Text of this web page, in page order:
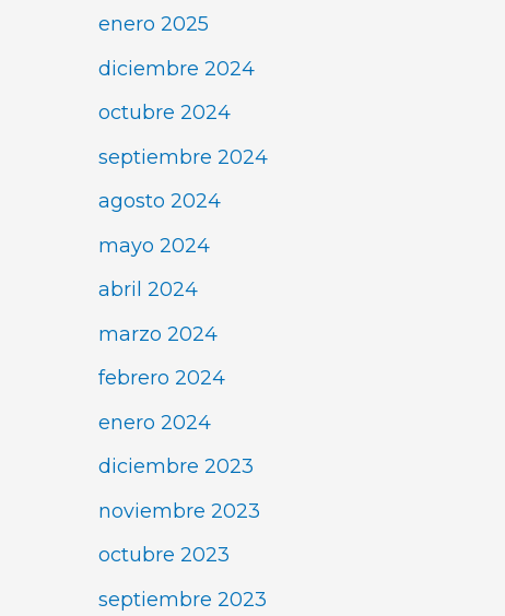
enero 2025
diciembre 2024
octubre 2024
septiembre 2024
agosto 2024
mayo 2024
abril 2024
marzo 2024
febrero 2024
enero 2024
diciembre 2023
noviembre 2023
octubre 2023
septiembre 2023